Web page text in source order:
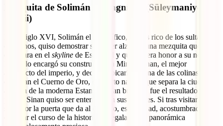
Mezquita de Solimán el Magnífico (Süleymaniye
Camii)
En el siglo XVI, Solimán el Magnífico, el más rico de los sultanes
otomanos, quiso demostrar su poder alzando una mezquita que
destacara en el skyline de Estambul y que hiciera honor a su nombre.
Para ello encargó su construcción a Mimar Sinan, el mejor
arquitecto del imperio, y decidió ubicarla en una de las colinas que
dominan el Cuerno de Oro, el puerto natural que separa la ciudad
antigua de la moderna Estambul. Tan brillante fue el resultado que el
propio Sinan quiso ser enterrado en sus jardines. Si tras visitarla
sales por la puerta que da al estuario, esta ciudad, acostumbrada a
cambiar el curso de la historia, te regalará una panorámica